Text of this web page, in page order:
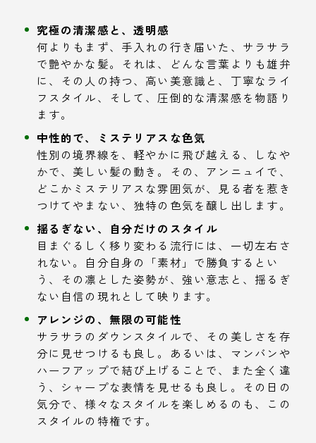
究極の清潔感と、透明感
何よりもまず、手入れの行き届いた、サラサラ
で艶やかな髪。それは、どんな言葉よりも雄弁
に、その人の持つ、高い美意識と、丁寧なライ
フスタイル、そして、圧倒的な清潔感を物語り
ます。
中性的で、ミステリアスな色気
性別の境界線を、軽やかに飛び越える、しなや
かで、美しい髪の動き。その、アンニュイで、
どこかミステリアスな雰囲気が、見る者を惹き
つけてやまない、独特の色気を醸し出します。
揺るぎない、自分だけのスタイル
目まぐるしく移り変わる流行には、一切左右さ
れない。自分自身の「素材」で勝負するとい
う、その凛とした姿勢が、強い意志と、揺るぎ
ない自信の現れとして映ります。
アレンジの、無限の可能性
サラサラのダウンスタイルで、その美しさを存
分に見せつけるも良し。あるいは、マンバンや
ハーフアップで結び上げることで、また全く違
う、シャープな表情を見せるも良し。その日の
気分で、様々なスタイルを楽しめるのも、この
スタイルの特権です。